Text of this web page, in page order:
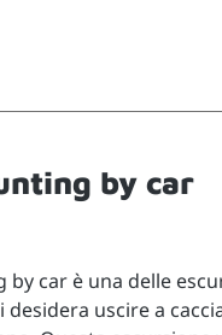
by car
by car è una delle
uscire a